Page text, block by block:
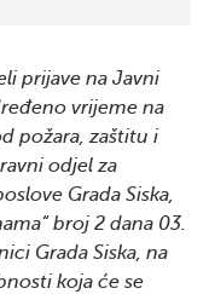
prijave na Javni
vrijeme na
požara, zaštitu i
odjel za
Grada Siska,
broj 2 dana 03.
Grada Siska, na
koja će se